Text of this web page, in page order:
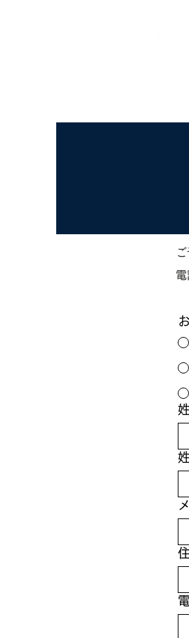
姓